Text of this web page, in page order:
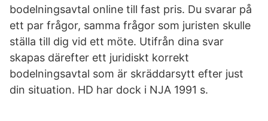
bodelningsavtal online till fast pris. Du svarar på
ett par frågor, samma frågor som juristen skulle
ställa till dig vid ett möte. Utifrån dina svar
skapas därefter ett juridiskt korrekt
bodelningsavtal som är skräddarsytt efter just
din situation. HD har dock i NJA 1991 s.